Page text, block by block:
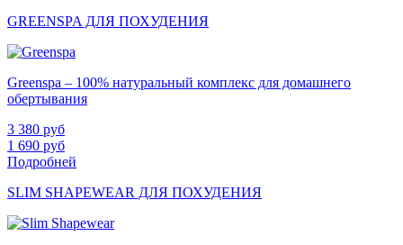
GREENSPA ДЛЯ ПОХУДЕНИЯ
Greenspa – 100% натуральный комплекс для домашнего
обертывания
3 380 руб
1 690 руб
Подробней
SLIM SHAPEWEAR ДЛЯ ПОХУДЕНИЯ